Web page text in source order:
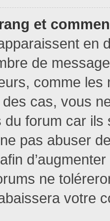
et
en
de
comme
cas, vous
forum car ils
pas abuser
ne
votre